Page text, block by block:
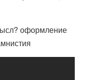
оформление